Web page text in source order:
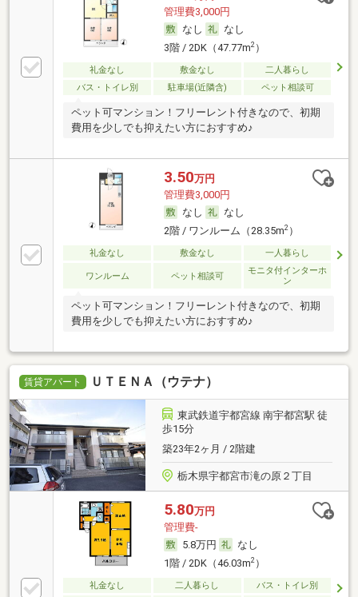
管理費3,000円
なし
なし
3階 / 2DK（47.77m2）
礼金なし 敷金なし
二人暮らし
バス・トイレ別
駐車場(近隣含) ペット相談可
ペット可マンション！フリーレント付きなので、初期
費用を少しでも抑えたい方におすすめ♪
3.50万円
管理費3,000円
なし
なし
2階 / ワンルーム（28.35m2）
礼金なし 敷金なし 一人暮らし
ワンルーム ペット相談可
モニタ付インターホ
ン
ペット可マンション！フリーレント付きなので、初期
費用を少しでも抑えたい方におすすめ♪
賃貸アパート ＵＴＥＮＡ（ウテナ）
東武鉄道宇都宮線 南宇都宮駅 徒
歩15分
築23年2ヶ月 / 2階建
栃木県宇都宮市滝の原２丁目
5.80万円
管理費-
5.8万円
なし
1階 / 2DK（46.03m2）
礼金なし 二人暮らし バス・トイレ別